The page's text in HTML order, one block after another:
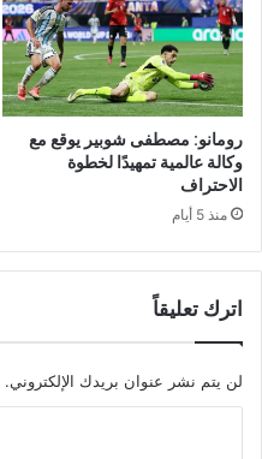
رومانو: مصطفى شوبير يوقع مع
وكالة عالمية تمهيدًا لخطوة
الاحتراف
منذ 5 أيام
اترك تعليقاً
لن يتم نشر عنوان بريدك الإلكتروني.